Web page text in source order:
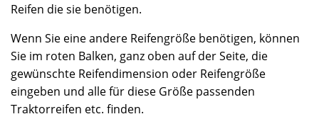
Reifen die sie benötigen.
Wenn Sie eine andere Reifengröße benötigen, können
Sie im roten Balken, ganz oben auf der Seite, die
gewünschte Reifendimension oder Reifengröße
eingeben und alle für diese Größe passenden
Traktorreifen etc. finden.